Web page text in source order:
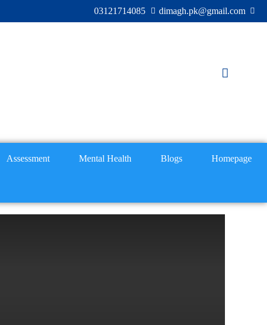
dimagh.pk@gmail.com
03121714085
Homepage
Blogs
Mental Health
Assessment